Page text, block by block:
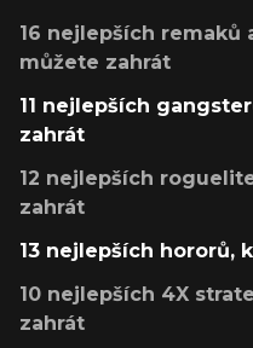
16 nejlepších remaků
můžete zahrát
11 nejlepších
zahrát
12 nejlepších
zahrát
13 nejlepších hororů,
10 nejlepších 4X
zahrát